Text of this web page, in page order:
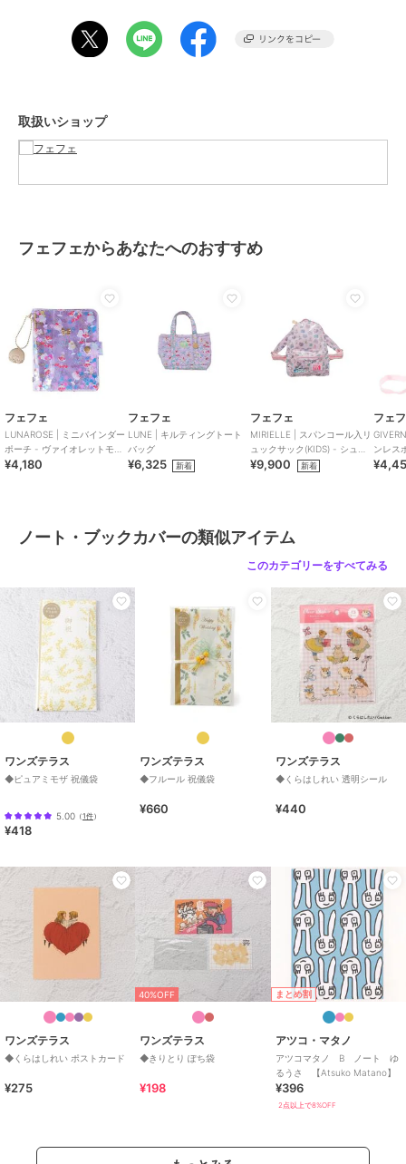
ステーショナリー・バラエティ雑
サイズ ACC FREE
素材
塩化ビニール、ポリエステル、ウ
レタン、プラスティック
原産国 中国製
取扱いショップ
フェフェからあなたへのおすすめ
フェフェ
LUNAROSE | ミニバインダー
ポーチ - ヴァイオレットモン
チッチ
¥4,180
フェフェ
LUNE | キルティングトート
バッグ
¥6,325 新着
フェフェ
MIRIELLE | スパンコール入リ
ュックサック(KIDS) - シュガ
ーピンクチムタン
¥9,900 新着
フェ
ンレス
ノート・ブックカバーの類似アイテム
このカテゴリーをすべてみる
ワンズテラス
◆ピュアミモザ 祝儀袋
5.00 （1件）
¥418
ワンズテラス
◆フルール 祝儀袋
¥660
ワンズテラス
◆くらはしれい 透明シール
¥440
ワンズテラス
◆くらはしれい ポストカード
¥275
40%OFF
ワンズテラス
◆きりとり ぽち袋
¥198
まとめ割
アツコ・マタノ
アツコマタノ B ノート ゆ
るうさ 【Atsuko Matano】
¥396
2点以上で8%OFF